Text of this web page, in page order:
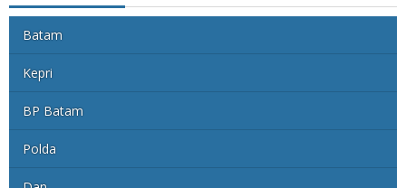
Batam
Kepri
BP Batam
Polda